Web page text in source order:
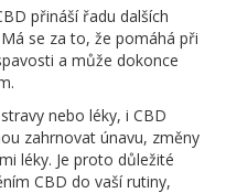
přináší řadu dalších
se za to, že pomáhá při
a může dokonce
nebo léky, i CBD
zahrnovat únavu, změny
léky. Je proto důležité
CBD do vaší rutiny,